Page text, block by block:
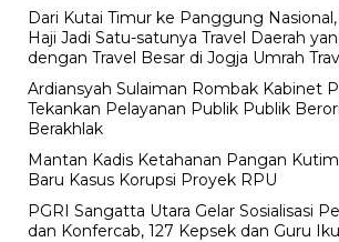
Dari Kutai Timur ke Panggung
Haji Jadi Satu-satunya Travel Daerah
dengan Travel Besar di Jogja Umrah
Ardiansyah Sulaiman Rombak Kabinet
Tekankan Pelayanan Publik Publik
Berakhlak
Mantan Kadis Ketahanan Pangan
Baru Kasus Korupsi Proyek RPU
PGRI Sangatta Utara Gelar Sosialisasi
dan Konfercab, 127 Kepsek dan Guru